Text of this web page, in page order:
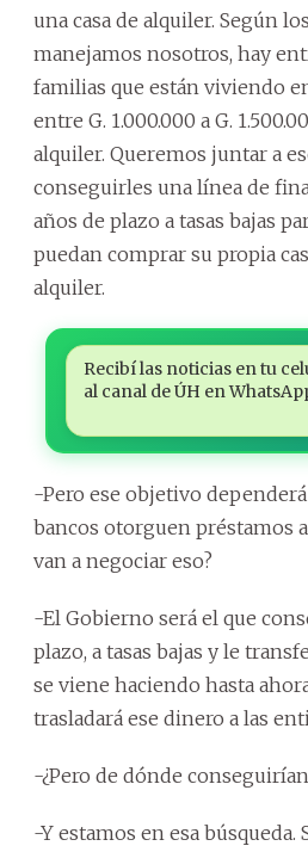
una casa de alquiler. Según
manejamos nosotros, hay
familias que están viviendo
entre G. 1.000.000 a G.
alquiler. Queremos juntar a
conseguirles una línea de
años de plazo a tasas bajas
puedan comprar su propia
alquiler.
Recibí las noticias en tu
al canal de ÚH en
-Pero ese objetivo
bancos otorguen préstamos a
van a negociar eso?
-El Gobierno será el que
plazo, a tasas bajas y le
se viene haciendo hasta
trasladará ese dinero a las
-¿Pero de dónde
-Y estamos en esa búsqueda.